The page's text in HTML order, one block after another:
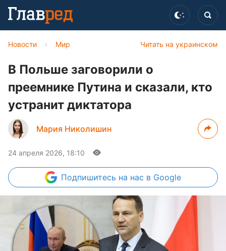
Читать на украинском
Новости › Мир
В Польше заговорили о
преемнике Путина и сказали, кто
устранит диктатора
Мария Николишин
24 апреля 2026, 18:10
Подпишитесь на нас в Google